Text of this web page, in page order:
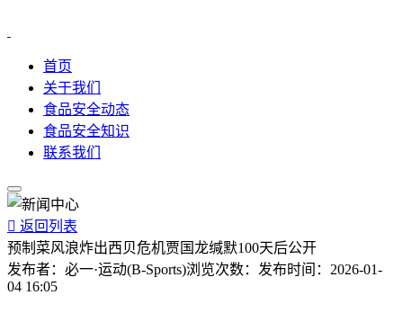
首页
关于我们
食品安全动态
食品安全知识
联系我们
 返回列表
预制菜风浪炸出西贝危机贾国龙缄默100天后公开
发布者： 必一·运动(B-Sports)浏览次数： 发布时间： 2026-01-
04 16:05